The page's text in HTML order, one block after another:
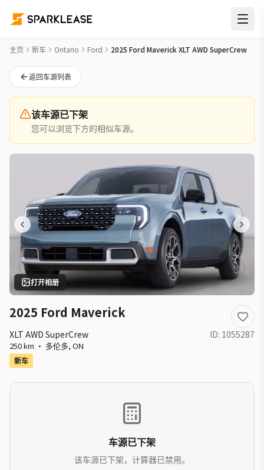
2025 Ford Maverick XLT AWD SuperCrew New Car Deal in 多
主页 新车 Ontario Ford 2025 Ford Maverick XLT AWD SuperCrew
返回车源列表
该车源已下架
您可以浏览下方的相似车源。
打开相册
2025 Ford Maverick
XLT AWD SuperCrew ID: 1055287
250 km · 多伦多, ON
新车
车源已下架
该车源已下架，计算器已禁用。